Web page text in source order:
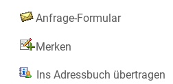
Anfrage-Formular
Merken
Ins Adressbuch übertragen